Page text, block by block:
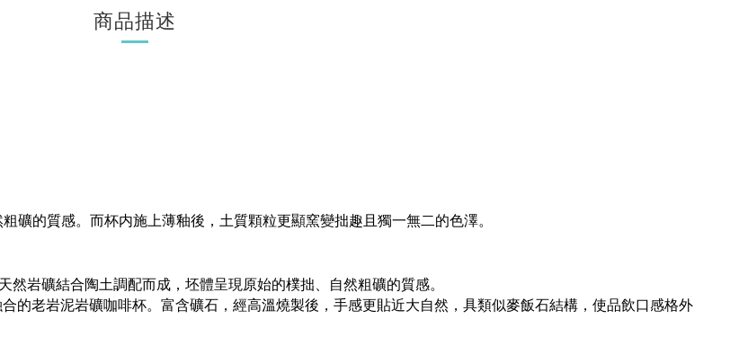
商品描述
的質感。而杯内施上薄釉後，土質顆粒更顯窯變拙趣且獨一無二的色澤。
岩礦結合陶土調配而成，坯體呈現原始的樸拙、自然粗礦的質感。
的老岩泥岩礦咖啡杯。富含礦石，經高溫燒製後，手感更貼近大自然，具類似麥飯石結構，使品飲口感格外